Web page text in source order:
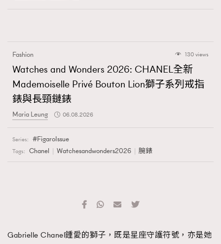
Fashion 130 views
Watches and Wonders 2026: CHANEL全新
Mademoiselle Privé Bouton Lion獅子系列戒指
錶與長頸鏈錶
Maria Leung 06.08.2026
Series: FigaroIssue
Tags: Chanel Watchesandwonders2026 腕錶
Gabrielle Chanel鍾愛的獅子，既是星座守護符號，亦是她